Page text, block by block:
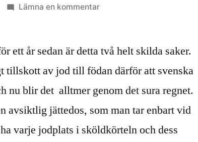
Lämna en kommentartill
jod
radioaktiva
ämnen
ett år sedan är detta två helt skilda saker.
tillskott av jod till födan därför att svenska
nu blir det alltmer genom det sura regnet.
avsiktlig jättedos, som man tar enbart vid
varje jodplats i sköldkörteln och dess